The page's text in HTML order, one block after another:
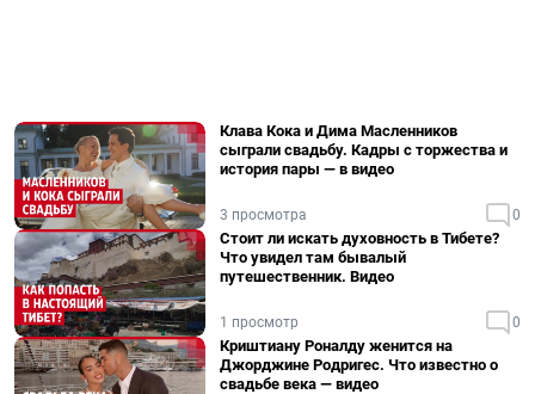
Клава Кока и Дима Масленников
сыграли свадьбу. Кадры с торжества и
история пары — в видео
3 просмотра 0
Стоит ли искать духовность в Тибете?
Что увидел там бывалый
путешественник. Видео
1 просмотр 0
Криштиану Роналду женится на
Джорджине Родригес. Что известно о
свадьбе века — видео